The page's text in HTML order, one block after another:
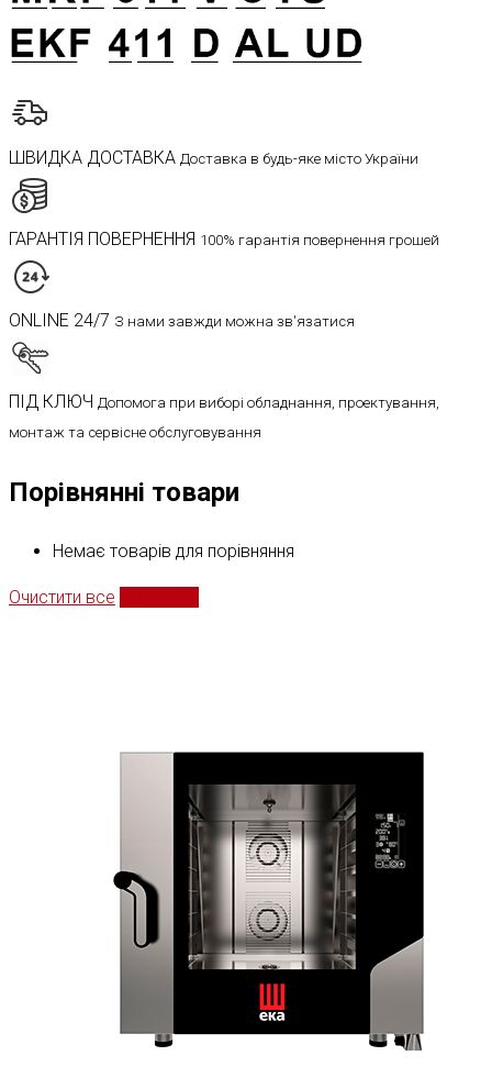
ШВИДКА ДОСТАВКА Доставка в будь-яке місто України
ГАРАНТІЯ ПОВЕРНЕННЯ 100% гарантія повернення грошей
ONLINE 24/7 З нами завжди можна зв'язатися
ПІД КЛЮЧ Допомога при виборі обладнання, проектування,
монтаж та сервісне обслуговування
Порівнянні товари
Немає товарів для порівняння
Очистити все